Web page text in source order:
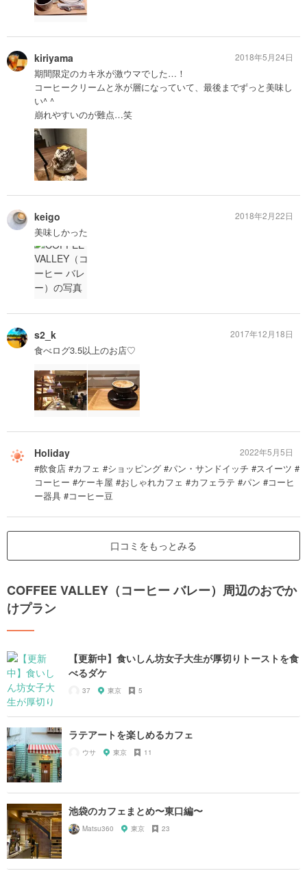
kiriyama
期間限定のカキ氷が激ウマでした…！
コーヒークリームと氷が層になっていて、最後までずっと美味し
い^ ^
崩れやすいのが難点…笑
2018年5月24日
keigo
美味しかった
2018年2月22日
s2_k
食べログ3.5以上のお店♡
2017年12月18日
Holiday
#飲食店 #カフェ #ショッピング #パン・サンドイッチ #スイーツ #
コーヒー #ケーキ屋 #おしゃれカフェ #カフェラテ #パン #コーヒ
ー器具 #コーヒー豆
2022年5月5日
口コミをもっとみる
COFFEE VALLEY（コーヒー バレー）周辺のおでか
けプラン
【更新中】食いしん坊女子大生が厚切りトーストを食
べるダケ
37 東京 5
ラテアートを楽しめるカフェ
ウサ 東京 11
池袋のカフェまとめ〜東口編〜
Matsu360 東京 23